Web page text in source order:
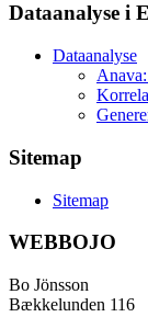
Dataanalyse i
Dataanalyse
Sitemap
Sitemap
WEBBOJO
Bo Jönsson
Bækkelunden 116